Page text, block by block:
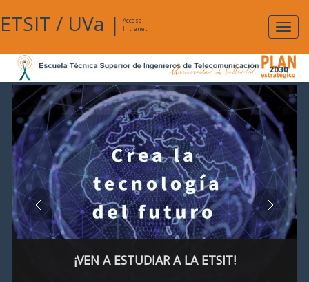
ETSIT / UVa |
Acceso
Intranet
¡VEN A ESTUDIAR A LA ETSIT!